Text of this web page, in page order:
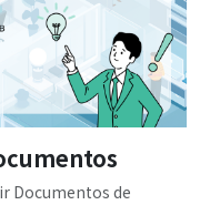
Documentos de